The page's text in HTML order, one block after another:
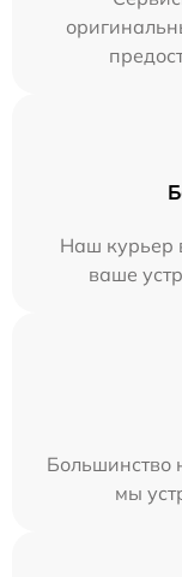
Наш курьер
ваше
Большинство
мы